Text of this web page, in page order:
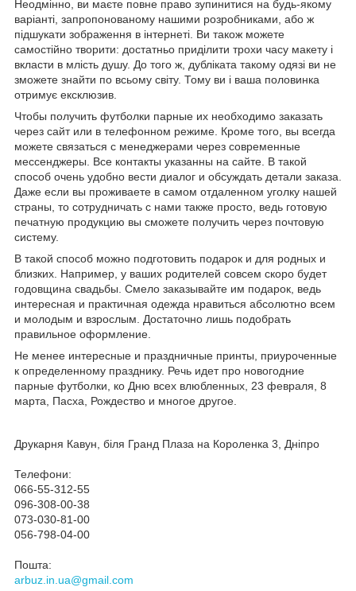
Неодмінно, ви маєте повне право зупинитися на будь-якому
варіанті, запропонованому нашими розробниками, або ж
підшукати зображення в інтернеті. Ви також можете
самостійно творити: достатньо приділити трохи часу макету і
вкласти в млість душу. До того ж, дубліката такому одязі ви не
зможете знайти по всьому світу. Тому ви і ваша половинка
отримує ексклюзив.
Чтобы получить футболки парные их необходимо заказать
через сайт или в телефонном режиме. Кроме того, вы всегда
можете связаться с менеджерами через современные
мессенджеры. Все контакты указанны на сайте. В такой
способ очень удобно вести диалог и обсуждать детали заказа.
Даже если вы проживаете в самом отдаленном уголку нашей
страны, то сотрудничать с нами также просто, ведь готовую
печатную продукцию вы сможете получить через почтовую
систему.
В такой способ можно подготовить подарок и для родных и
близких. Например, у ваших родителей совсем скоро будет
годовщина свадьбы. Смело заказывайте им подарок, ведь
интересная и практичная одежда нравиться абсолютно всем
и молодым и взрослым. Достаточно лишь подобрать
правильное оформление.
Не менее интересные и праздничные принты, приуроченные
к определенному празднику. Речь идет про новогодние
парные футболки, ко Дню всех влюбленных, 23 февраля, 8
марта, Пасха, Рождество и многое другое.
Друкарня Кавун, біля Гранд Плаза на Короленка 3, Дніпро
Телефони:
066-55-312-55
096-308-00-38
073-030-81-00
056-798-04-00
Пошта:
arbuz.in.ua@gmail.com